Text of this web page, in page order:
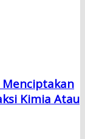
Kimia Atau